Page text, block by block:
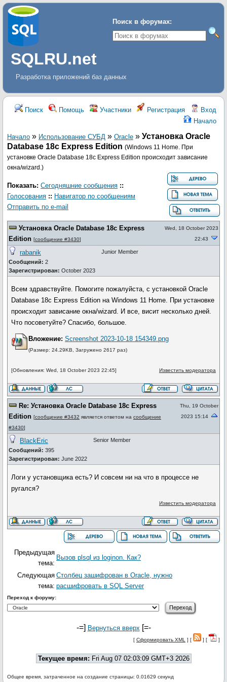
Поиск в форумах:
SQLRU.net
Разработка приложений баз данных
Поиск Помощь Участники Регистрация
Вход
Начало
Начало » Использование СУБД » Oracle » Установка Oracle
Database 18c Express Edition (Windows 11 Home. При
установке Oracle Database 18c Express Edition происходит зависание
окна/wizard.)
Показать: Сегодняшние сообщения ::
Голосования :: Навигатор по сообщениям
Отправить по e-mail
Установка Oracle Database 18c Express
Edition [сообщение #3430]
Wed, 18 October 2023
22:43
rabanik
Сообщений: 2
Зарегистрирован: October 2023
Junior Member
Всем здравствуйте. Помогите пожалуйста, с установкой Oracle
Database 18c Express Edition на Windows 11 Home. При установке
происходит зависание окна/wizard. И все, висит несколько дней.
Что посоветуйте? Спасибо, большое.
Вложение: Screenshot 2023-10-18 154349.png
(Размер: 24.29KB, Загружено 2617 раз)
[Обновления: Wed, 18 October 2023 22:45] Известить модератора
Re: Установка Oracle Database 18c Express
Edition [сообщение #3432 является ответом на сообщение
#3430]
Thu, 19 October
2023 15:14
BlackEric
Сообщений: 395
Зарегистрирован: June 2022
Senior Member
Логи у установщика есть? И совсем ни на что в процессе не
ругался?
Известить модератора
Предыдущая
тема:
Вызов plsql из loginon. Как?
Следующая
тема:
Столбец зашифрован в Oracle, нужно
расшифровать в SQL Server
Переход к форуму:
-=] Вернуться вверх [=-
[ Сформировать XML ] [ ] [ ]
Текущее время: Fri Aug 07 02:03:09 GMT+3 2026
Общее время, затраченное на создание страницы: 0.01629 секунд